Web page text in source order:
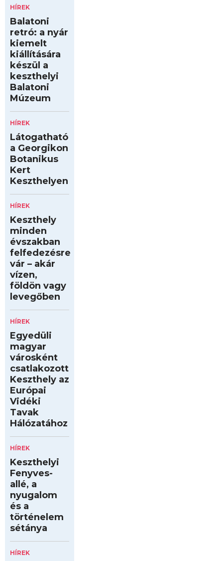
HÍREK
Balatoni
retró: a nyár
kiemelt
kiállítására
készül a
keszthelyi
Balatoni
Múzeum
HÍREK
Látogatható
a Georgikon
Botanikus
Kert
Keszthelyen
HÍREK
Keszthely
minden
évszakban
felfedezésre
vár – akár
vízen,
földön vagy
levegőben
HÍREK
Egyedüli
magyar
városként
csatlakozott
Keszthely az
Európai
Vidéki
Tavak
Hálózatához
HÍREK
Keszthelyi
Fenyves-
allé, a
nyugalom
és a
történelem
sétánya
HÍREK